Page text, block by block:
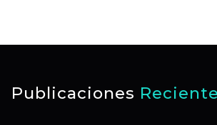
Publicaciones